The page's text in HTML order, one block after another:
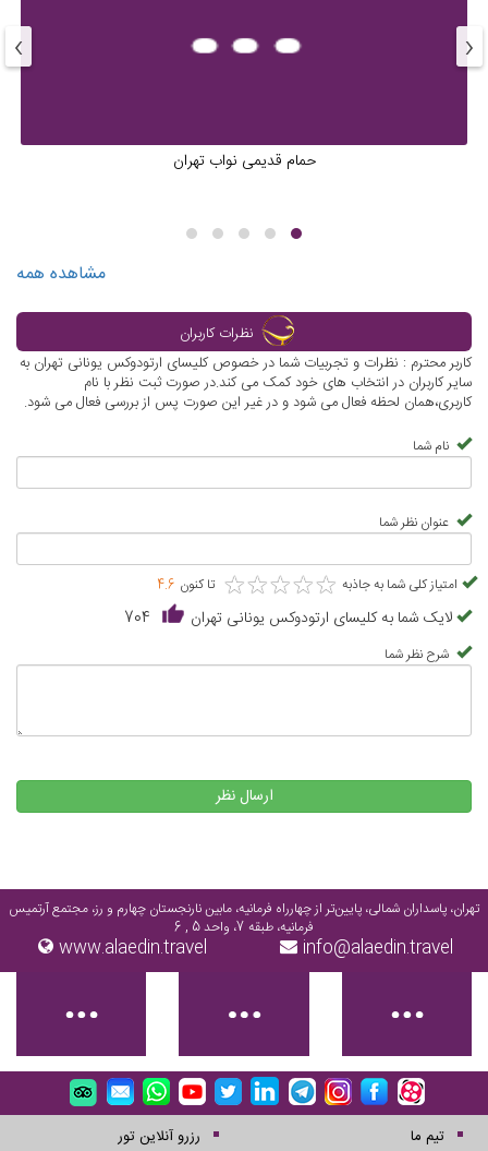
حمام قدیمی نواب تهران
‹
›
مشاهده همه
نظرات کاربران
کاربر محترم : نظرات و تجربیات شما در خصوص کلیسای ارتودوکس یونانی تهران به
سایر کاربران در انتخاب های خود کمک می کند.در صورت ثبت نظر با نام
کاربری،همان لحظه فعال می شود و در غیر این صورت پس از بررسی فعال می شود.
نام شما
عنوان نظر شما
امتیاز کلی شما به جاذبه ★★★★★
★★★★★ تا کنون 4.6
لایک شما به کلیسای ارتودوکس یونانی تهران 704
شرح نظر شما
ارسال نظر
تهران، پاسداران شمالی، پایین‌تر از چهارراه فرمانیه، مابین نارنجستان چهارم و رز، مجتمع آرتمیس
فرمانیه، طبقه 7، واحد 5 , 6
info@alaedin.travel
www.alaedin.travel
تیم ما
رزرو آنلاین تور